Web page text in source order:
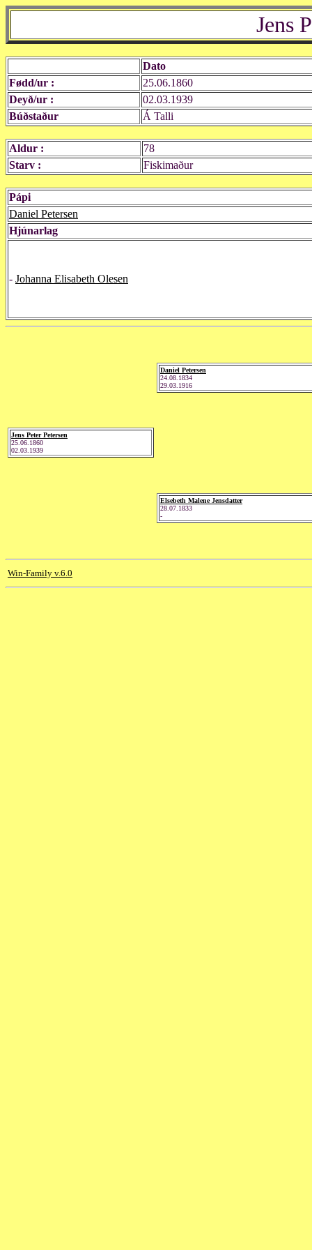
Jens
Dato
Fødd/ur :
25.06.1860
Deyð/ur :
02.03.1939
Búðstaður
Á Talli
Aldur :
78
Starv :
Fiskimaður
Pápi
Daniel Petersen
Hjúnarlag
- Johanna Elisabeth Olesen
Jens Peter Petersen
25.06.1860
02.03.1939
Daniel Petersen
24.08.1834
29.03.1916
Elsebeth Malene Jensdatter
28.07.1833
-
Win-Family v.6.0